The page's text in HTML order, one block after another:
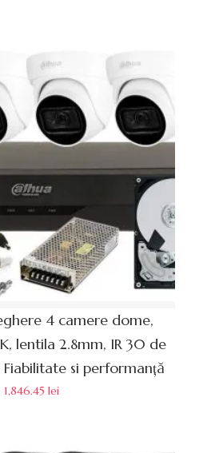
4 camere dome,
lentila 2.8mm, IR 30 de
Fiabilitate si performanță
1,846.45lei